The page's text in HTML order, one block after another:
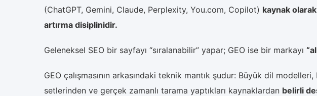
(ChatGPT, Gemini, Claude, Perplexity, You.com, Copilot) kaynak olarak
artırma disiplinidir.
Geleneksel SEO bir sayfayı “sıralanabilir” yapar; GEO ise bir markayı
GEO çalışmasının arkasındaki teknik mantık şudur: Büyük dil
setlerinden ve gerçek zamanlı tarama yaptıkları kaynaklardan belirli